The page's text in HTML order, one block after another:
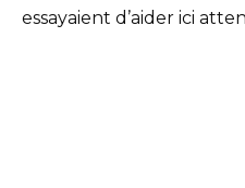
essayaient d’aider ici